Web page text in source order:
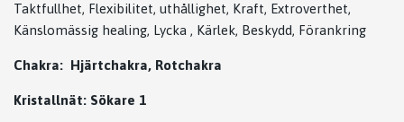
Taktfullhet, Flexibilitet, uthållighet, Kraft, Extroverthet,
Känslomässig healing, Lycka , Kärlek, Beskydd, Förankring
Chakra: Hjärtchakra, Rotchakra
Kristallnät: Sökare 1